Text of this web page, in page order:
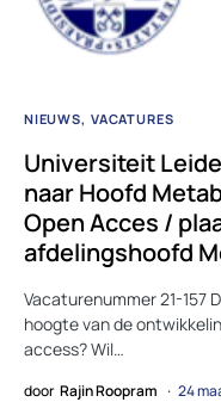
NIEUWS VACATURES
Universiteit
naar Hoofd
Open Acces /
afdelingshoofd
Vacaturenummer 21-157
hoogte van de
access? Wil…
door Rajin Roopram 24